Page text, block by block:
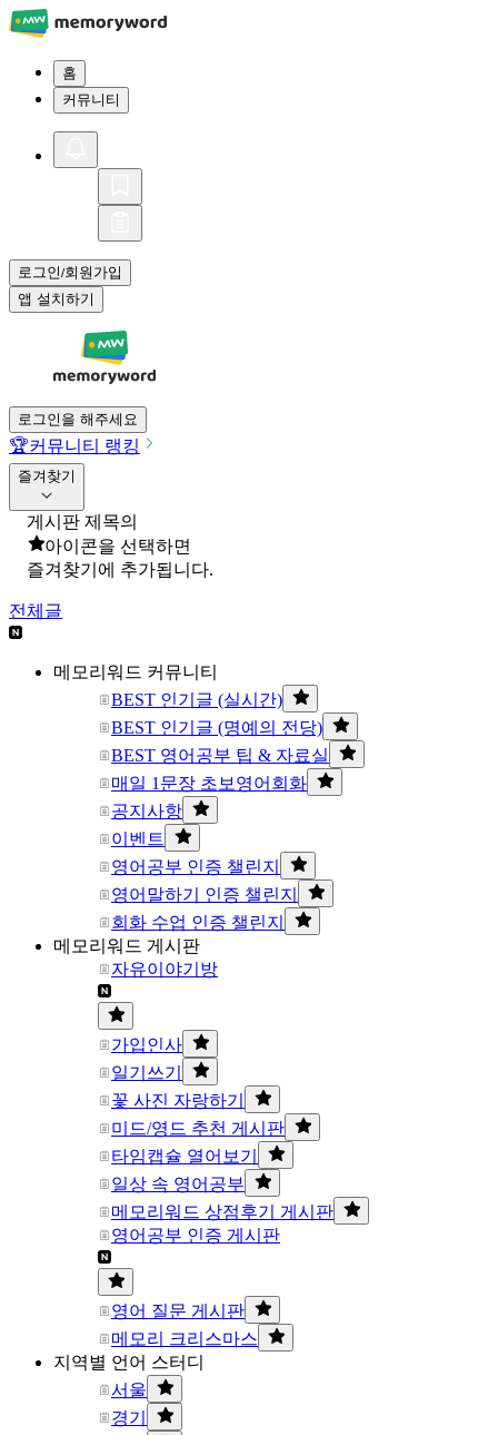
홈
커뮤니티
로그인/회원가입
앱 설치하기
로그인을 해주세요
🏆커뮤니티 랭킹
즐겨찾기
게시판 제목의
아이콘을 선택하면
즐겨찾기에 추가됩니다.
전체글
메모리워드 커뮤니티
BEST 인기글 (실시간)
BEST 인기글 (명예의 전당)
BEST 영어공부 팁 & 자료실
매일 1문장 초보영어회화
공지사항
이벤트
영어공부 인증 챌린지
영어말하기 인증 챌린지
회화 수업 인증 챌린지
메모리워드 게시판
자유이야기방
가입인사
일기쓰기
꽃 사진 자랑하기
미드/영드 추천 게시판
타임캡슐 열어보기
일상 속 영어공부
메모리워드 상점후기 게시판
영어공부 인증 게시판
영어 질문 게시판
메모리 크리스마스
지역별 언어 스터디
서울
경기